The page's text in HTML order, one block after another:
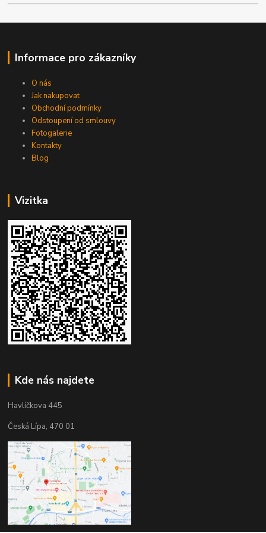
Informace pro zákazníky
O nás
Jak nakupovat
Obchodní podmínky
Odstoupení od smlouvy
Fotogalerie
Kontakty
Blog
Vizitka
Kde nás najdete
Havlíčkova 445
Česká Lípa, 470 01